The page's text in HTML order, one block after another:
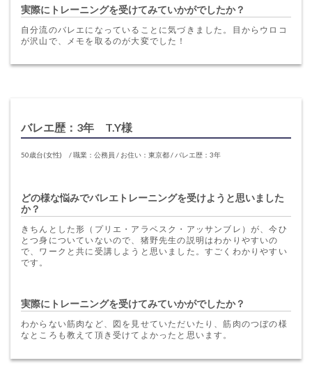
実際にトレーニングを受けてみていかがでしたか？
自分流のバレエになっていることに気づきました。目からウロコ
が沢山で、メモを取るのが大変でした！
バレエ歴：3年 T.Y様
50歳台(女性) / 職業：公務員 / お住い：東京都 / バレエ歴：3年
どの様な悩みでバレエトレーニングを受けようと思いました
か？
きちんとした形（プリエ・アラベスク・アッサンブレ）が、今ひ
とつ身についていないので、猪野先生の説明はわかりやすいの
で、ワークと共に受講しようと思いました。すごくわかりやすい
です。
実際にトレーニングを受けてみていかがでしたか？
わからない筋肉など、図を見せていただいたり、筋肉のつぼの様
なところも教えて頂き受けてよかったと思います。